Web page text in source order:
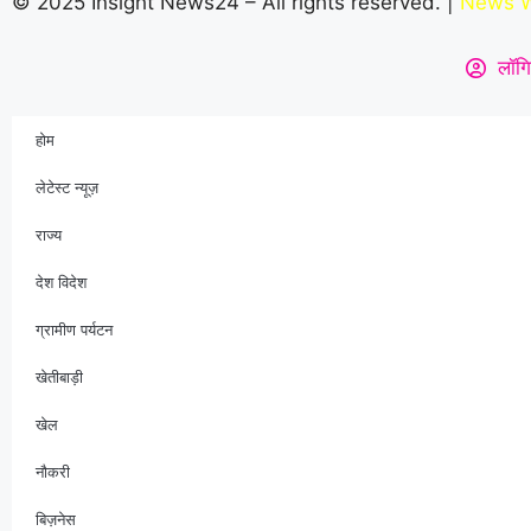
होम
लेटेस्ट न्यूज़
राज्य
देश विदेश
ग्रामीण पर्यटन
खेतीबाड़ी
खेल
नौकरी
बिज़नेस